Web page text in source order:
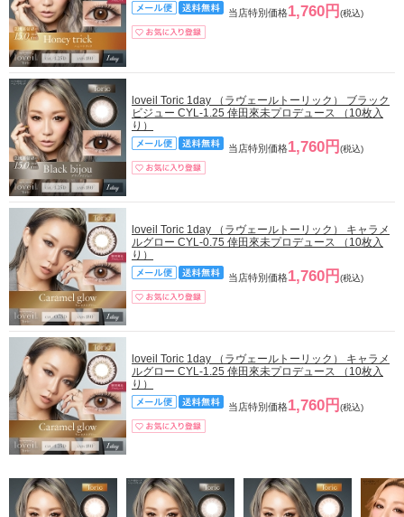
当店特別価格1,760円 (税込)
loveil Toric 1day （ラヴェールトーリック） ブラック
ビジュー CYL-1.25 倖田來未プロデュース （10枚入
り）
当店特別価格1,760円 (税込)
loveil Toric 1day （ラヴェールトーリック） キャラメ
ルグロー CYL-0.75 倖田來未プロデュース （10枚入
り）
当店特別価格1,760円 (税込)
loveil Toric 1day （ラヴェールトーリック） キャラメ
ルグロー CYL-1.25 倖田來未プロデュース （10枚入
り）
当店特別価格1,760円 (税込)